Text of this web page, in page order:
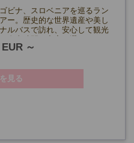
ビナ、スロベニアを巡るラン
ー。歴史的な世界遺産や美し
ルバスで訪れ、安心して観光
自由時間も充実。選べる7日
見る